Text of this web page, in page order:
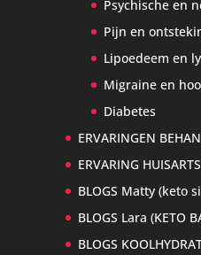
Psychische en
Pijn en
Lipoedeem en
Migraine en
Diabetes
ERVARINGEN
ERVARING
BLOGS Matty (keto
BLOGS Lara (KETO
BLOGS